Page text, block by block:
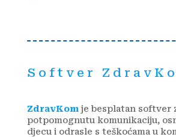
Softver
ZdravKom je besplatan softver
potpomognutu komunikaciju,
djecu i odrasle s teškoćama u